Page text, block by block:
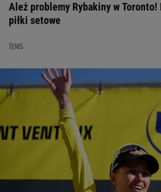
Ależ problemy Rybakiny w Toronto!
piłki setowe
TENIS